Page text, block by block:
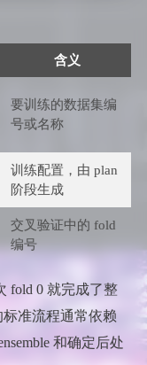
含义
要训练的数据集编
号或名称
训练配置，由 plan
阶段生成
交叉验证中的 fold
编号
fold 0 就完成了整
标准流程通常依赖
和确定后处